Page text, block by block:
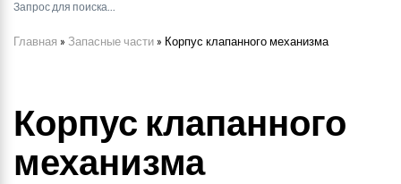
Главная » Запасные части » Корпус клапанного механизма
Корпус клапанного
механизма